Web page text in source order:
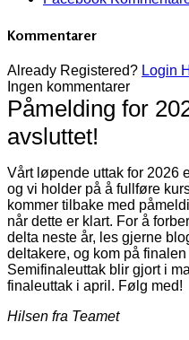
Kommentarer
Already Registered? Login
Ingen kommentarer
Påmelding for
avsluttet!
Vårt løpende uttak for 2026
og vi holder på å fullføre
kommer tilbake med
når dette er klart. For å
delta neste år, les gjerne
deltakere, og kom på finalen
Semifinaleuttak blir gjort i
finaleuttak i april. Følg med!
Hilsen fra Teamet